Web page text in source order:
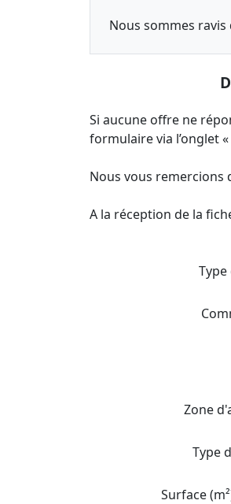
Nous sommes
Si aucune offre ne
formulaire via l’onglet
Nous vous remercions
A la réception de la
Zone
Type
Surface